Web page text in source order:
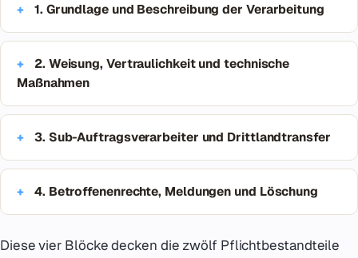
1. Grundlage und Beschreibung der Verarbeitung
2. Weisung, Vertraulichkeit und technische
Maßnahmen
3. Sub-Auftragsverarbeiter und Drittlandtransfer
4. Betroffenenrechte, Meldungen und Löschung
Diese vier Blöcke decken die zwölf Pflichtbestandteile